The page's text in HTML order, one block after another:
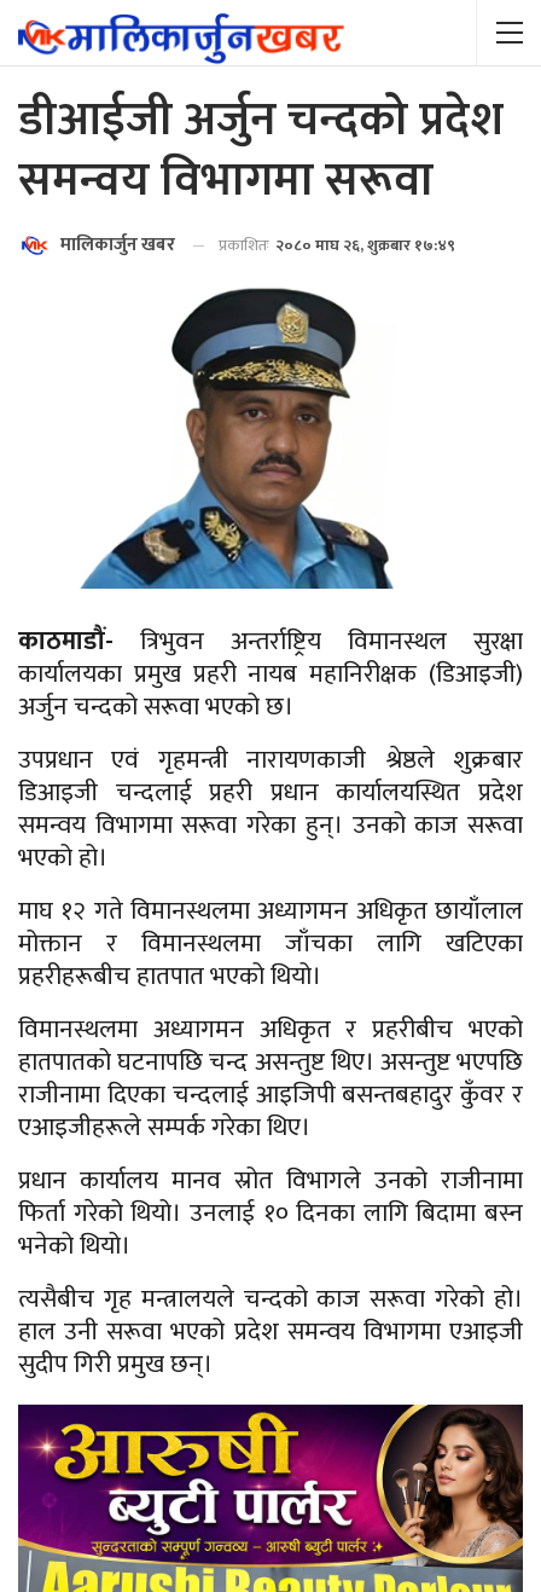
डीआईजी अर्जुन चन्दको प्रदेश
समन्वय विभागमा सरूवा
मालिकार्जुन खबर प्रकाशितः २०८० माघ २६, शुक्रबार १७:४९
काठमाडौं- त्रिभुवन अन्तर्राष्ट्रिय विमानस्थल सुरक्षा
कार्यालयका प्रमुख प्रहरी नायब महानिरीक्षक (डिआइजी)
अर्जुन चन्दको सरूवा भएको छ।
उपप्रधान एवं गृहमन्त्री नारायणकाजी श्रेष्ठले शुक्रबार
डिआइजी चन्दलाई प्रहरी प्रधान कार्यालयस्थित प्रदेश
समन्वय विभागमा सरूवा गरेका हुन्। उनको काज सरूवा
भएको हो।
माघ १२ गते विमानस्थलमा अध्यागमन अधिकृत छायाँलाल
मोक्तान र विमानस्थलमा जाँचका लागि खटिएका
प्रहरीहरूबीच हातपात भएको थियो।
विमानस्थलमा अध्यागमन अधिकृत र प्रहरीबीच भएको
हातपातको घटनापछि चन्द असन्तुष्ट थिए। असन्तुष्ट भएपछि
राजीनामा दिएका चन्दलाई आइजिपी बसन्तबहादुर कुँवर र
एआइजीहरूले सम्पर्क गरेका थिए।
प्रधान कार्यालय मानव स्रोत विभागले उनको राजीनामा
फिर्ता गरेको थियो। उनलाई १० दिनका लागि बिदामा बस्न
भनेको थियो।
त्यसैबीच गृह मन्त्रालयले चन्दको काज सरूवा गरेको हो।
हाल उनी सरूवा भएको प्रदेश समन्वय विभागमा एआइजी
सुदीप गिरी प्रमुख छन्।